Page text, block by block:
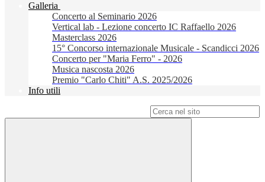
Galleria
Concerto al Seminario 2026
Vertical lab - Lezione concerto IC Raffaello 2026
Masterclass 2026
15° Concorso internazionale Musicale - Scandicci 2026
Concerto per "Maria Ferro" - 2026
Musica nascosta 2026
Premio "Carlo Chiti" A.S. 2025/2026
Info utili